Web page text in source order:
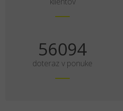
70117
doteraz v ponuke